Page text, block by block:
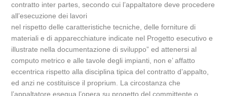
contratto inter partes, secondo cui l’appaltatore deve procedere
all’esecuzione dei lavori
nel rispetto delle caratteristiche tecniche, delle forniture di
materiali e di apparecchiature indicate nel Progetto esecutivo e
illustrate nella documentazione di sviluppo” ed attenersi al
computo metrico e alle tavole degli impianti, non e’ affatto
eccentrica rispetto alla disciplina tipica del contratto d’appalto,
ed anzi ne costituisce il proprium. La circostanza che
l’appaltatore esegua l’opera su progetto del committente o